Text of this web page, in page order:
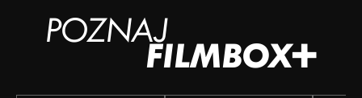
POZNAJ
FILMBOX+